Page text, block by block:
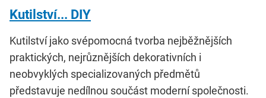
Kutilství... DIY
Kutilství jako svépomocná tvorba nejběžnějších
praktických, nejrůznějších dekorativních i
neobvyklých specializovaných předmětů
představuje nedílnou součást moderní společnosti.